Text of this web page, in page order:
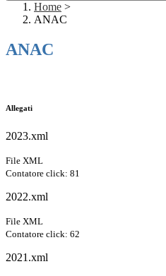
Home >
ANAC
ANAC
Allegati
2023.xml
File XML
Contatore click: 81
2022.xml
File XML
Contatore click: 62
2021.xml